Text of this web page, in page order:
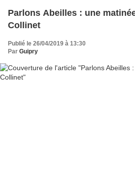
Parlons Abeilles : une
Collinet
Publié le 26/04/2019 à 13:30
Par Guipry